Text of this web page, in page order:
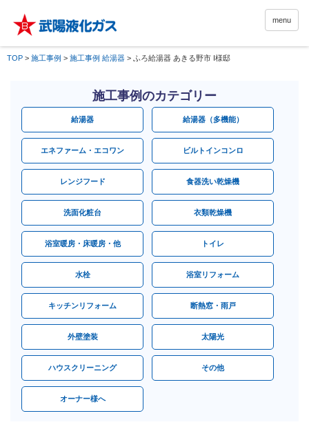
menu
TOP > 施工事例 > 施工事例 給湯器 > ふろ給湯器 あきる野市 I様邸
施工事例のカテゴリー
給湯器 給湯器（多機能）
エネファーム・エコワン ビルトインコンロ
レンジフード 食器洗い乾燥機
洗面化粧台 衣類乾燥機
浴室暖房・床暖房・他 トイレ
水栓 浴室リフォーム
キッチンリフォーム 断熱窓・雨戸
外壁塗装 太陽光
ハウスクリーニング その他
オーナー様へ